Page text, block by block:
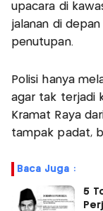
upacara di
jalanan di
penutupan.
Polisi hanya
agar tak terjadi
Kramat Raya
tampak padat,
Baca Juga :
5